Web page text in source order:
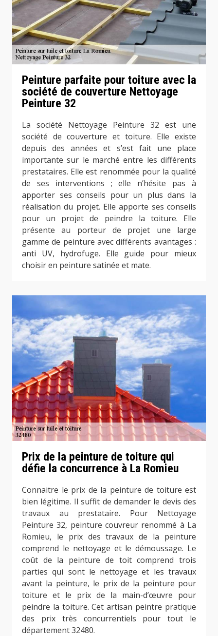
Peinture parfaite pour toiture avec la
société de couverture Nettoyage
Peinture 32
La société Nettoyage Peinture 32 est une
société de couverture et toiture. Elle existe
depuis des années et s’est fait une place
importante sur le marché entre les différents
prestataires. Elle est renommée pour la qualité
de ses interventions ; elle n’hésite pas à
apporter ses conseils pour un plus dans la
réalisation du projet. Elle apporte ses conseils
pour un projet de peindre la toiture. Elle
présente au porteur de projet une large
gamme de peinture avec différents avantages :
anti UV, hydrofuge. Elle guide pour mieux
choisir en peinture satinée et mate.
Prix de la peinture de toiture qui
défie la concurrence à La Romieu
Connaitre le prix de la peinture de toiture est
bien légitime. Il suffit de demander le devis des
travaux au prestataire. Pour Nettoyage
Peinture 32, peinture couvreur renommé à La
Romieu, le prix des travaux de la peinture
comprend le nettoyage et le démoussage. Le
coût de la peinture de toit comprend trois
parties qui sont le nettoyage et les travaux
avant la peinture, le prix de la peinture pour
toiture et le prix de la main-d’œuvre pour
peindre la toiture. Cet artisan peintre pratique
des prix très concurrentiels pour tout le
département 32480.